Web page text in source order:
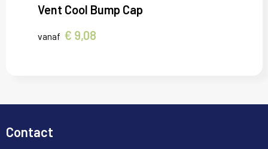
Vent Cool Bump Cap
vanaf € 9,08
Contact